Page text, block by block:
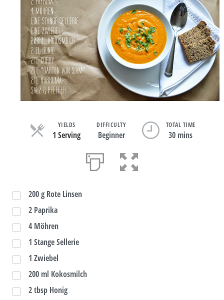
YIELDS
1 Serving
DIFFICULTY
Beginner
TOTAL TIME
30 mins
200g Rote Linsen
2 Paprika
4 Möhren
1 Stange Sellerie
1 Zwiebel
200 ml Kokosmilch
2tbsp Honig